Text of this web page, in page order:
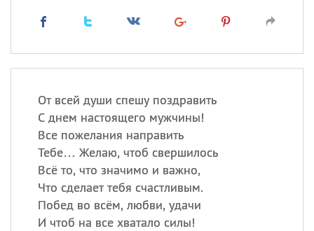
От всей души спешу поздравить
С днем настоящего мужчины!
Все пожелания направить
Тебе… Желаю, чтоб свершилось
Всё то, что значимо и важно,
Что сделает тебя счастливым.
Побед во всём, любви, удачи
И чтоб на все хватало силы!